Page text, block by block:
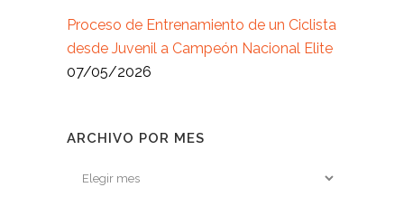
Proceso de Entrenamiento de un Ciclista
desde Juvenil a Campeón Nacional Elite
07/05/2026
ARCHIVO POR MES
Archivo